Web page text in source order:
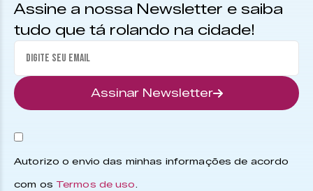
Assine a nossa Newsletter e saiba
tudo que tá rolando na cidade!
Assinar Newsletter
Autorizo o envio das minhas informações de acordo
com os Termos de uso.